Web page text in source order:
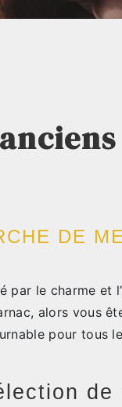
DE
par le charme et
alors vous
pour tous
de